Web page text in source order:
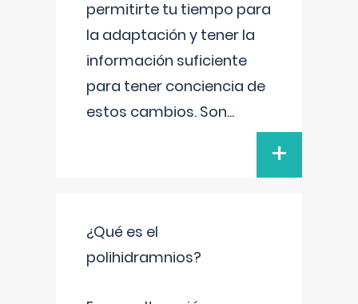
permitirte tu tiempo para
la adaptación y tener la
información suficiente
para tener conciencia de
estos cambios. Son...
+
¿Qué es el
polihidramnios?